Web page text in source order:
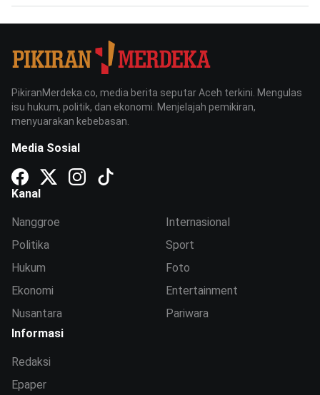
PikiranMerdeka.co, media berita seputar Aceh terkini. Mengulas
isu hukum, politik, dan ekonomi. Menjelajah pemikiran,
menyuarakan kebebasan.
Media Sosial
Kanal
Nanggroe
Politika
Hukum
Ekonomi
Nusantara
Internasional
Sport
Foto
Entertainment
Pariwara
Informasi
Redaksi
Epaper